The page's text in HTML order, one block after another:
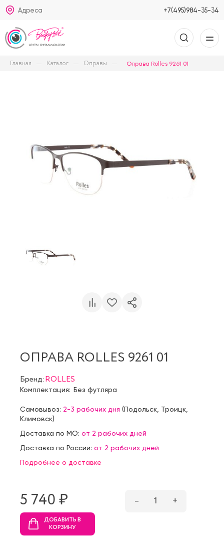
Адреса +7(495)984-35-34
Главная Каталог Оправы Оправа Rolles 9261 01
ОПРАВА ROLLES 9261 01
Бренд:ROLLES
Комплектация: Без футляра
Самовывоз: 2-3 рабочих дня (Подольск Троицк
Климовск)
Доставка по МО: от 2 рабочих дней
Доставка по России: от 2 рабочих дней
Подробнее о доставке
5 740 ₷ – 1 +
ДОБАВИТЬ В
КОРЗИНУ